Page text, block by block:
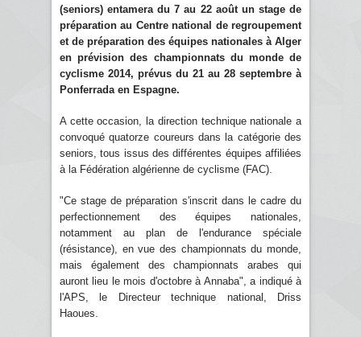
(seniors) entamera du 7 au 22 août un stage de
préparation au Centre national de regroupement
et de préparation des équipes nationales à Alger
en prévision des championnats du monde de
cyclisme 2014, prévus du 21 au 28 septembre à
Ponferrada en Espagne.
A cette occasion, la direction technique nationale a
convoqué quatorze coureurs dans la catégorie des
seniors, tous issus des différentes équipes affiliées
à la Fédération algérienne de cyclisme (FAC).
"Ce stage de préparation s'inscrit dans le cadre du
perfectionnement des équipes nationales,
notamment au plan de l'endurance spéciale
(résistance), en vue des championnats du monde,
mais également des championnats arabes qui
auront lieu le mois d'octobre à Annaba", a indiqué à
l'APS, le Directeur technique national, Driss
Haoues.